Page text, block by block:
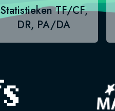
Statistieken TF/CF,
DR, PA/DA